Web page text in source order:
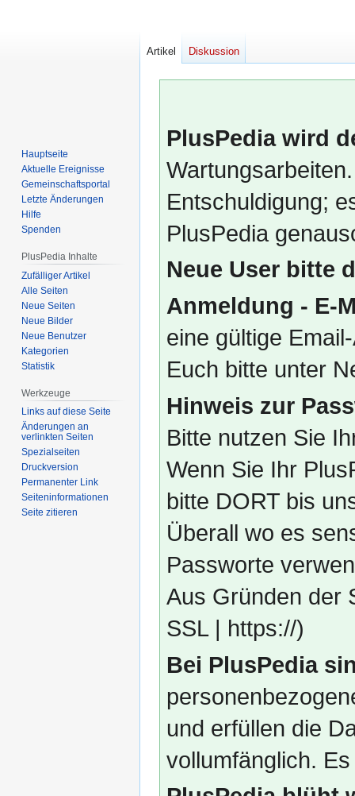
PlusPedia wird
Entschuldigung;
PlusPedia
Neue User bitte
Anmeldung - E-
eine gültige
Euch bitte unter
Hinweis zur
Bitte nutzen Sie
Wenn Sie Ihr
bitte DORT bis
Überall wo es
Passworte
Aus Gründen der
SSL | https://)
Bei PlusPedia
und erfüllen die
vollumfänglich.
Artikel Diskussion
Hauptseite
Aktuelle Ereignisse
Gemeinschafts­portal
Letzte Änderungen
Hilfe
Spenden
PlusPedia Inhalte
Zufälliger Artikel
Alle Seiten
Neue Seiten
Neue Bilder
Neue Benutzer
Kategorien
Statistik
Werkzeuge
Links auf diese Seite
Änderungen an
verlinkten Seiten
Spezialseiten
Druckversion
Permanenter Link
Seiten­­informationen
Seite zitieren